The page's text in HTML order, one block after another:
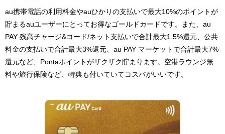
au携帯電話の利用料金やauひかりの支払いで最大10%のポイントが
貯まるauユーザーにとってお得なゴールドカードです。また、au
PAY 残高チャージ&コード/ネット支払いで合計最大1.5%還元、公共
料金の支払いで合計最大3%還元、au PAY マーケットで合計最大7%
還元など、Pontaポイントがザクザク貯まります。空港ラウンジ無
料や旅行保険など、特典も付いていてコスパがいいです。